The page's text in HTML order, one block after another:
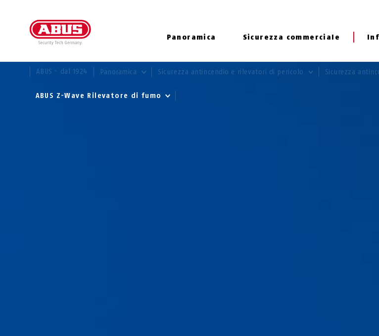
Panoramica Sicurezza commerciale
TI TROVI QUI:
ABUS - dal 1924 Panoramica Sicurezza antincendio e rilevatori di pericolo Sicurezza
ABUS Z-Wave Rilevatore di fumo